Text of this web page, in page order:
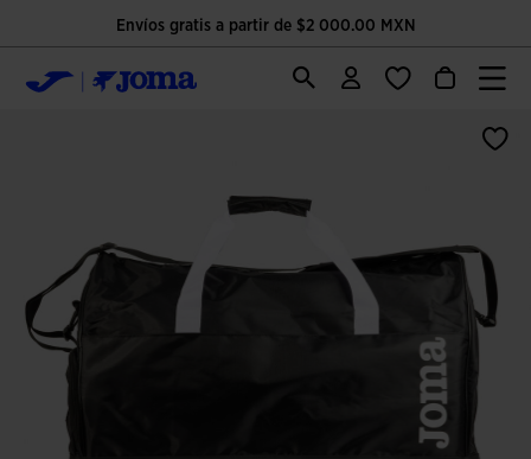
Envíos gratis a partir de $2 000.00 MXN